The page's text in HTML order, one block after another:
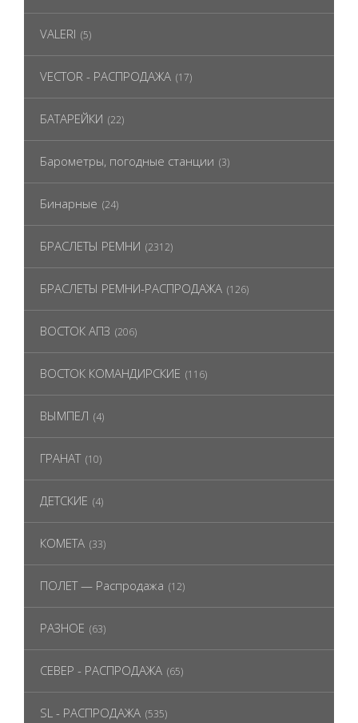
VALERI (5)
VECTOR - РАСПРОДАЖА (17)
БАТАРЕЙКИ (22)
Барометры, погодные станции (3)
Бинарные (24)
БРАСЛЕТЫ РЕМНИ (2312)
БРАСЛЕТЫ РЕМНИ-РАСПРОДАЖА (126)
ВОСТОК АПЗ (206)
ВОСТОК КОМАНДИРСКИЕ (116)
ВЫМПЕЛ (4)
ГРАНАТ (10)
ДЕТСКИЕ (4)
КОМЕТА (33)
ПОЛЕТ — Распродажа (12)
РАЗНОЕ (63)
СЕВЕР - РАСПРОДАЖА (65)
SL - РАСПРОДАЖА (535)